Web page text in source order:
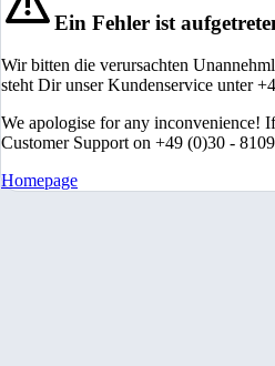
Ein Fehler ist
Wir bitten die verursachten
steht Dir unser Kundenservice unter
We apologise for any inconvenience!
Customer Support on +49 (0)30 -
Homepage